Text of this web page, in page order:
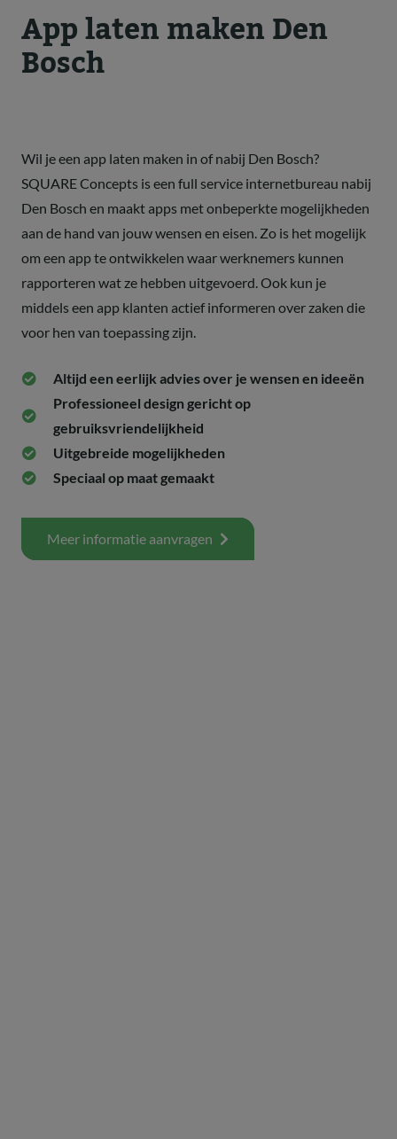
App laten maken Den
Bosch
Wil je een app laten maken in of nabij Den Bosch?
SQUARE Concepts is een full service internetbureau nabij
Den Bosch en maakt apps met onbeperkte mogelijkheden
aan de hand van jouw wensen en eisen. Zo is het mogelijk
om een app te ontwikkelen waar werknemers kunnen
rapporteren wat ze hebben uitgevoerd. Ook kun je
middels een app klanten actief informeren over zaken die
voor hen van toepassing zijn.
Altijd een eerlijk advies over je wensen en ideeën
Professioneel design gericht op
gebruiksvriendelijkheid
Uitgebreide mogelijkheden
Speciaal op maat gemaakt
Meer informatie aanvragen